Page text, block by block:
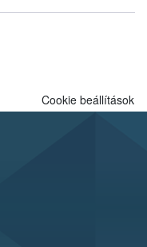
jártas szakértőt.
Cookie beállítások